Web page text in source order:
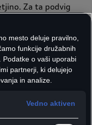
Za ta podvig
v celotni skupini in
znamk - od
mesto deluje pravilno,
funkcije družabnih
o vaši uporabi
partnerji, ki delujejo
in analize.
Vedno aktiven